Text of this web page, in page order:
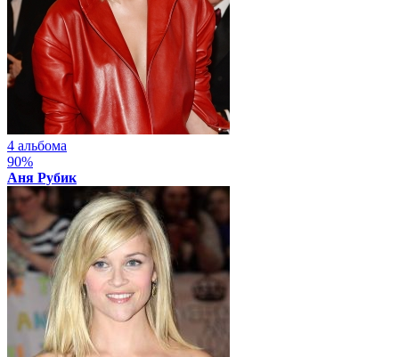
4 альбома
90%
Аня Рубик